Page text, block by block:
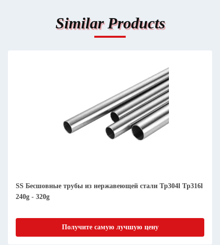
Similar Products
SS Бесшовные трубы из нержавеющей стали Tp304l Tp316l
240g - 320g
Получите самую лучшую цену